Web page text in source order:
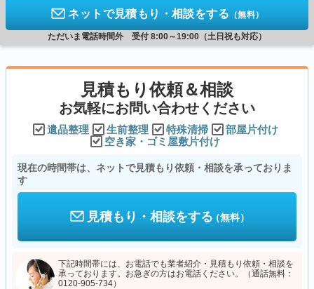
ネットで見積もり・相談をする （無料）
ただいま電話時間外 受付 8:00～19:00（土日祝も対応）
見積もり依頼＆相談
お気軽にお問い合わせください
遺品整理 生前整理 特殊清掃
部屋片付け
空き家・ゴミ屋敷片付け
現在の時間帯は、ネットで見積もり依頼・相談を承っておりま
す
見積もり・相談をする（無料）
下記時間帯には、お電話でも業者紹介・見積もり依頼・相談を
承っております。お急ぎの方はお電話ください。（通話無料：
0120-905-734）